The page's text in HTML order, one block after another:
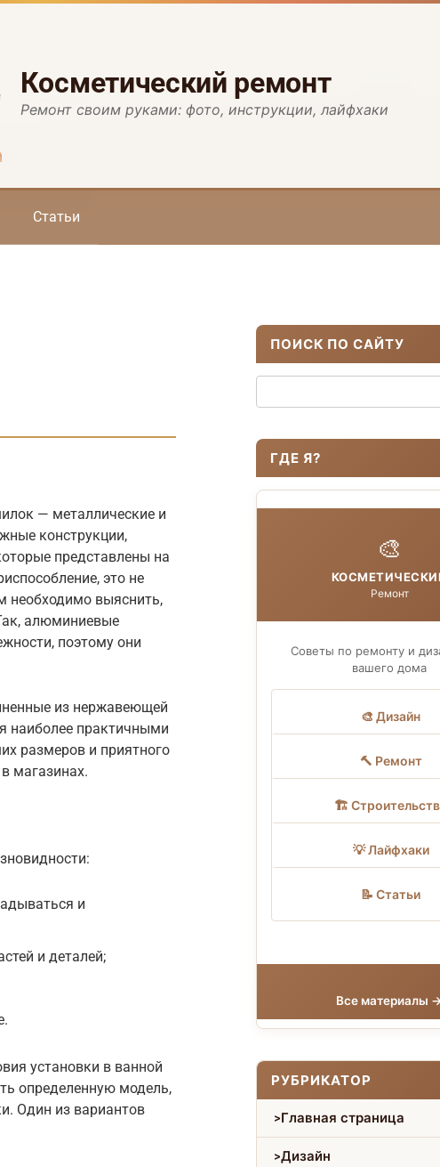
Косметический ремонт
Ремонт своим руками: фото, инструкции, лайфхаки
Статьи
— металлические и
конструкции,
представлены на
это не
необходимо выяснить,
алюминиевые
поэтому они
из нержавеющей
наиболее практичными
размеров и приятного
магазинах.
и
и деталей;
установки в ванной
определенную модель,
Один из вариантов
ПОИСК ПО САЙТУ
ГДЕ Я?
🎨
Ремонт
Советы по ремонту и
вашего дома
🎨 Дизайн
🔨 Ремонт
🏗
💡 Лайфхаки
📝 Статьи
Все материалы
РУБРИКАТОР
Главная страница
Дизайн